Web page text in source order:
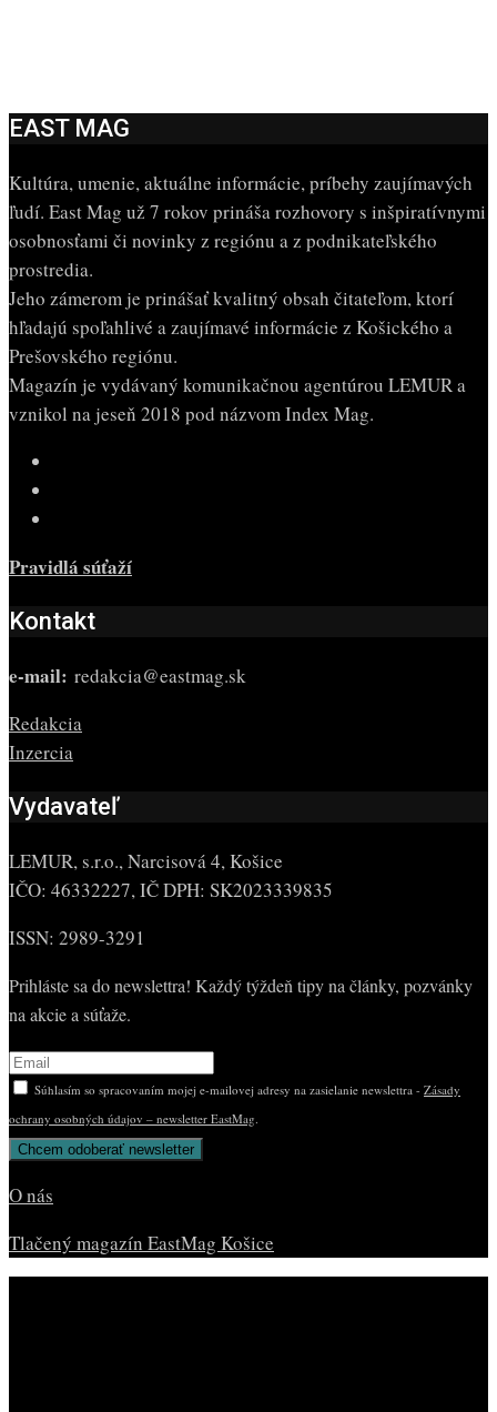
EAST MAG
Kultúra, umenie, aktuálne informácie, príbehy zaujímavých
ľudí. East Mag už 7 rokov prináša rozhovory s inšpiratívnymi
osobnosťami či novinky z regiónu a z podnikateľského
prostredia.
Jeho zámerom je prinášať kvalitný obsah čitateľom, ktorí
hľadajú spoľahlivé a zaujímavé informácie z Košického a
Prešovského regiónu.
Magazín je vydávaný komunikačnou agentúrou LEMUR a
vznikol na jeseň 2018 pod názvom Index Mag.
Pravidlá súťaží
Kontakt
e-mail: redakcia@eastmag.sk
Redakcia
Inzercia
Vydavateľ
LEMUR, s.r.o., Narcisová 4, Košice
IČO: 46332227, IČ DPH: SK2023339835
ISSN: 2989-3291
Prihláste sa do newslettra! Každý týždeň tipy na články, pozvánky
na akcie a súťaže.
Súhlasím so spracovaním mojej e-mailovej adresy na zasielanie newslettra - Zásady
ochrany osobných údajov – newsletter EastMag.
O nás
Tlačený magazín EastMag Košice